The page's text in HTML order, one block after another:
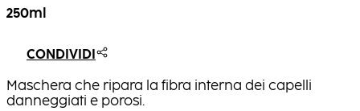
250ml
CONDIVIDI
Maschera che ripara la fibra interna dei capelli
danneggiati e porosi.